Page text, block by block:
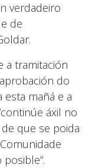
verdadeiro
de
a tramitación
do
mañá e a
áxil no
que se poida